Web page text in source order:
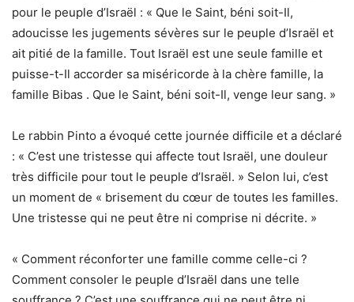
pour le peuple d’Israël : « Que le Saint, béni soit-Il,
adoucisse les jugements sévères sur le peuple d’Israël et
ait pitié de la famille. Tout Israël est une seule famille et
puisse-t-Il accorder sa miséricorde à la chère famille, la
famille Bibas . Que le Saint, béni soit-Il, venge leur sang. »
Le rabbin Pinto a évoqué cette journée difficile et a déclaré
: « C’est une tristesse qui affecte tout Israël, une douleur
très difficile pour tout le peuple d’Israël. » Selon lui, c’est
un moment de « brisement du cœur de toutes les familles.
Une tristesse qui ne peut être ni comprise ni décrite. »
« Comment réconforter une famille comme celle-ci ?
Comment consoler le peuple d’Israël dans une telle